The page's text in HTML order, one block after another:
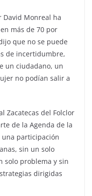
David Monreal ha
más de 70 por
que no se puede
de incertidumbre,
un ciudadano, un
no podían salir a
Zacatecas del Folclor
de la Agenda de la
una participación
sin un solo
solo problema y sin
dirigidas